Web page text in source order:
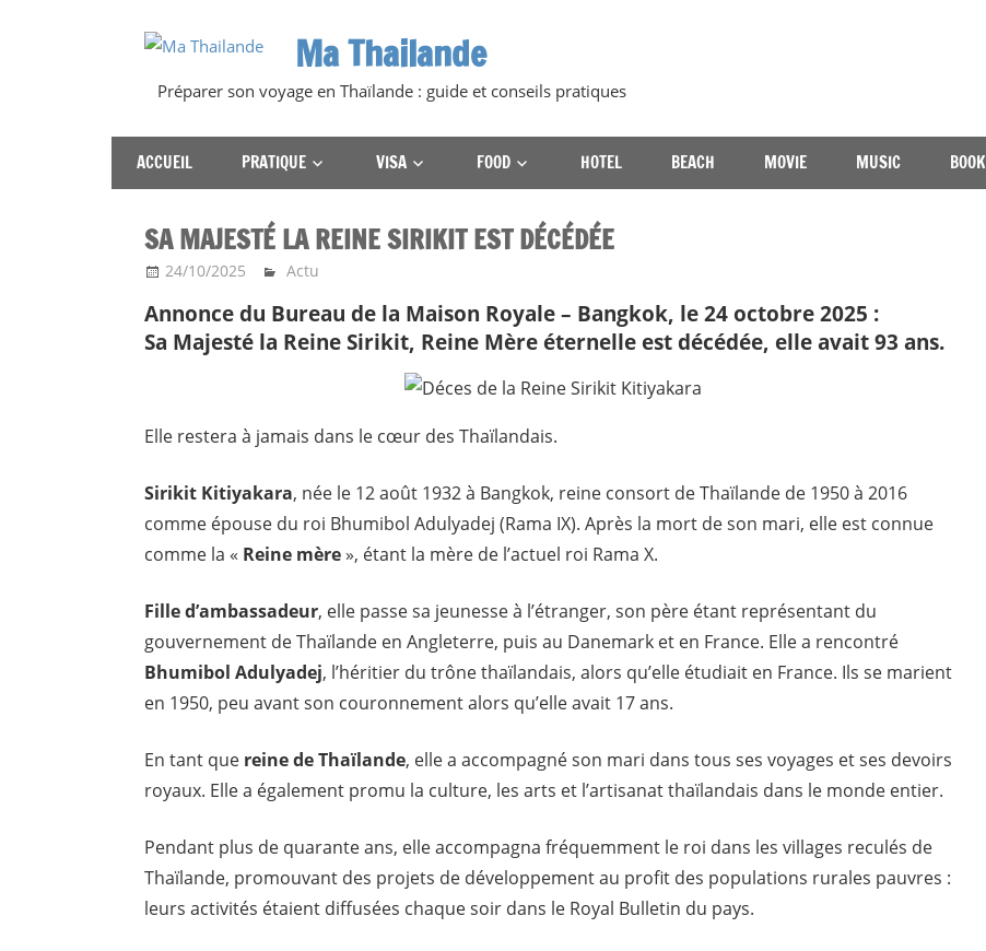
Ma Thailande
Préparer son voyage en Thaïlande : guide et conseils pratiques
ACCUEIL PRATIQUE VISA FOOD HOTEL BEACH MOVIE MUSIC BOOK
SA MAJESTÉ LA REINE SIRIKIT EST DÉCÉDÉE
24/10/2025 Ma Thailande
Actu
Annonce du Bureau de la Maison Royale – Bangkok, le 24 octobre 2025 :
Sa Majesté la Reine Sirikit, Reine Mère éternelle est décédée, elle avait 93 ans.
Elle restera à jamais dans le cœur des Thaïlandais.
Sirikit Kitiyakara, née le 12 août 1932 à Bangkok, reine consort de Thaïlande de 1950 à 2016
comme épouse du roi Bhumibol Adulyadej (Rama IX). Après la mort de son mari, elle est connue
comme la « Reine mère», étant la mère de l’actuel roi Rama X.
Fille d’ambassadeur, elle passe sa jeunesse à l’étranger, son père étant représentant du
gouvernement de Thaïlande en Angleterre, puis au Danemark et en France. Elle a rencontré
Bhumibol Adulyadej, l’héritier du trône thaïlandais, alors qu’elle étudiait en France. Ils se marient
en 1950, peu avant son couronnement alors qu’elle avait 17 ans.
En tant que reine de Thaïlande, elle a accompagné son mari dans tous ses voyages et ses devoirs
royaux. Elle a également promu la culture, les arts et l’artisanat thaïlandais dans le monde entier.
Pendant plus de quarante ans, elle accompagna fréquemment le roi dans les villages reculés de
Thaïlande, promouvant des projets de développement au profit des populations rurales pauvres :
leurs activités étaient diffusées chaque soir dans le Royal Bulletin du pays.